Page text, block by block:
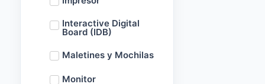
Interactive Digital
Board (IDB)
Maletines y Mochilas
Monitor